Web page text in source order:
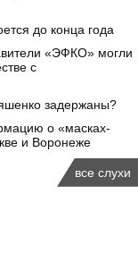
до конца года
«ЭФКО» могли
с
задержаны?
о «масках-
и Воронеже
все слухи